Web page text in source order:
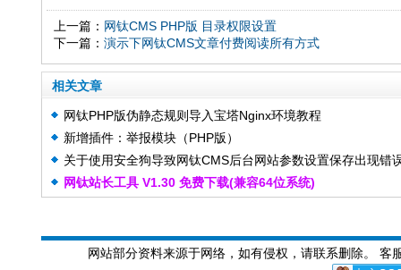
上一篇： 网钛CMS PHP版 目录权限设置
下一篇： 演示下网钛CMS文章付费阅读所有方式
相关文章
网钛PHP版伪静态规则导入宝塔Nginx环境教程
新增插件：举报模块（PHP版）
关于使用安全狗导致网钛CMS后台网站参数设置保存出现错
解决方案
网钛站长工具 V1.30 免费下载(兼容64位系统)
网站部分资料来源于网络，如有侵权，请联系删除。 客